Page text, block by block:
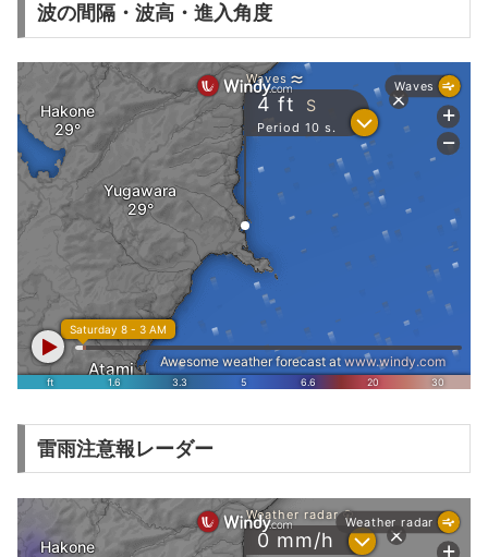
波の間隔・波高・進入角度
雷雨注意報レーダー